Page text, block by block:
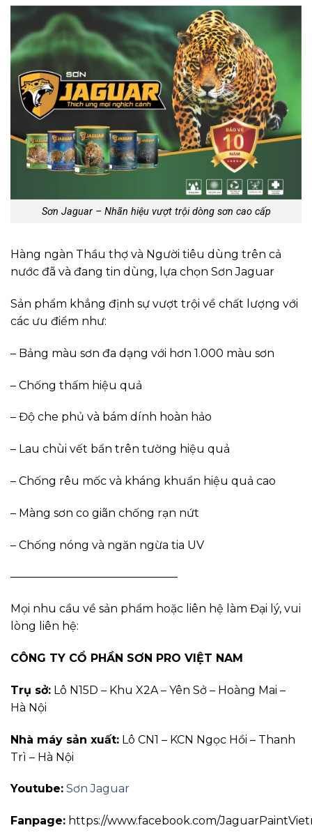
Sơn Jaguar – Nhãn hiệu vượt trội dòng sơn cao cấp
Hàng ngàn Thầu thợ và Người tiêu dùng trên cả
nước đã và đang tin dùng, lựa chọn Sơn Jaguar
Sản phẩm khẳng định sự vượt trội về chất lượng với
các ưu điểm như:
– Bảng màu sơn đa dạng với hơn 1.000 màu sơn
– Chống thấm hiệu quả
– Độ che phủ và bám dính hoàn hảo
– Lau chùi vết bẩn trên tường hiệu quả
– Chống rêu mốc và kháng khuẩn hiệu quả cao
– Màng sơn co giãn chống rạn nứt
– Chống nóng và ngăn ngừa tia UV
———————————————
Mọi nhu cầu về sản phẩm hoặc liên hệ làm Đại lý, vui
lòng liên hệ:
CÔNG TY CỔ PHẦN SƠN PRO VIỆT NAM
Trụ sở: Lô N15D – Khu X2A – Yên Sở – Hoàng Mai –
Hà Nội
Nhà máy sản xuất: Lô CN1 – KCN Ngọc Hồi – Thanh
Trì – Hà Nội
Youtube: Sơn Jaguar
Fanpage: https://www.facebook.com/